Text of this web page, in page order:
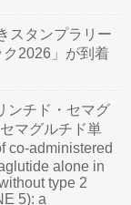
スタンプラリー
2026」が到着
ンチド・セマグ
マグルチド単
co-administered
alone in
type 2
5): a